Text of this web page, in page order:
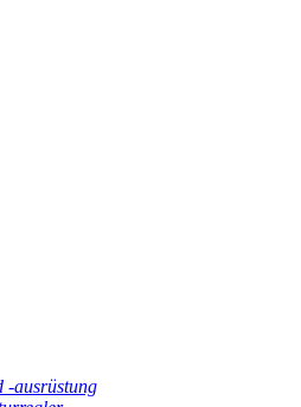
-ausrüstung